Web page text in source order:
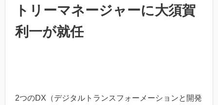
トリーマネージャーに大須賀
利一が就任
2つのDX（デジタルトランスフォーメーションと開発